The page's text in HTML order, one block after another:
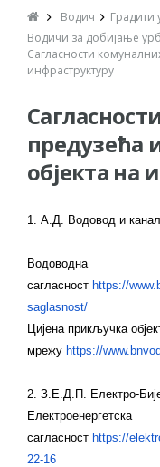
Водич
Градити
Водичи за добијање
Сагласности
инфраструктуру
предузећа
објекта на
1. А.Д. Водовод и
Водоводна
сагласност https://
saglasnost/
Цијена прикључка
мрежу https://
2. З.Е.Д.П. Електро-
Електроенергетска
сагласност https://
22-16